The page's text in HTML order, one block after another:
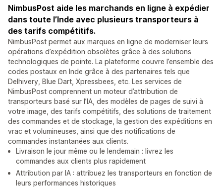
NimbusPost aide les marchands en ligne à expédier
dans toute l’Inde avec plusieurs transporteurs à
des tarifs compétitifs.
NimbusPost permet aux marques en ligne de moderniser leurs
opérations d’expédition obsolètes grâce à des solutions
technologiques de pointe. La plateforme couvre l’ensemble des
codes postaux en Inde grâce à des partenaires tels que
Delhivery, Blue Dart, Xpressbees, etc. Les services de
NimbusPost comprennent un moteur d’attribution de
transporteurs basé sur l’IA, des modèles de pages de suivi à
votre image, des tarifs compétitifs, des solutions de traitement
des commandes et de stockage, la gestion des expéditions en
vrac et volumineuses, ainsi que des notifications de
commandes instantanées aux clients.
Livraison le jour même ou le lendemain : livrez les
commandes aux clients plus rapidement
Attribution par IA : attribuez les transporteurs en fonction de
leurs performances historiques